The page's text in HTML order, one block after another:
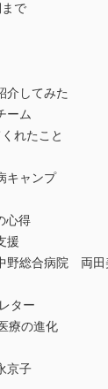
で
介してみた
ーム
れたこと
キャンプ
心得
援
野総合病院 両田
ター
療の進化
京子